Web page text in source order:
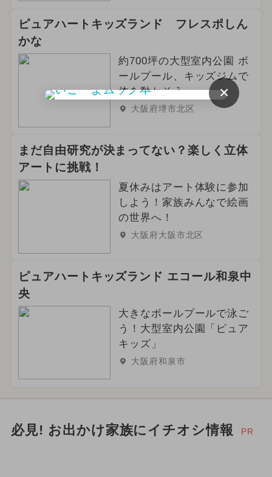
ピュアハートキッズランド フレスポしん
かな
約700坪の大型室内公園 ボ
ールプール、キッズジムで
体を動かそう
大阪府堺市北区
まだ自由研究が決まってない？楽しく立体
アートに挑戦！
夏休みはアート体験に参加
しよう！家族みんなで絵画
の世界へ！
大阪府大阪市北区
ピュアハートキッズランド エコール和泉中
央
大きなボールプールで泳ご
う！大型室内公園「ピュア
キッズ」
大阪府和泉市
必見! お出かけ家族にイチオシ情報 PR
×